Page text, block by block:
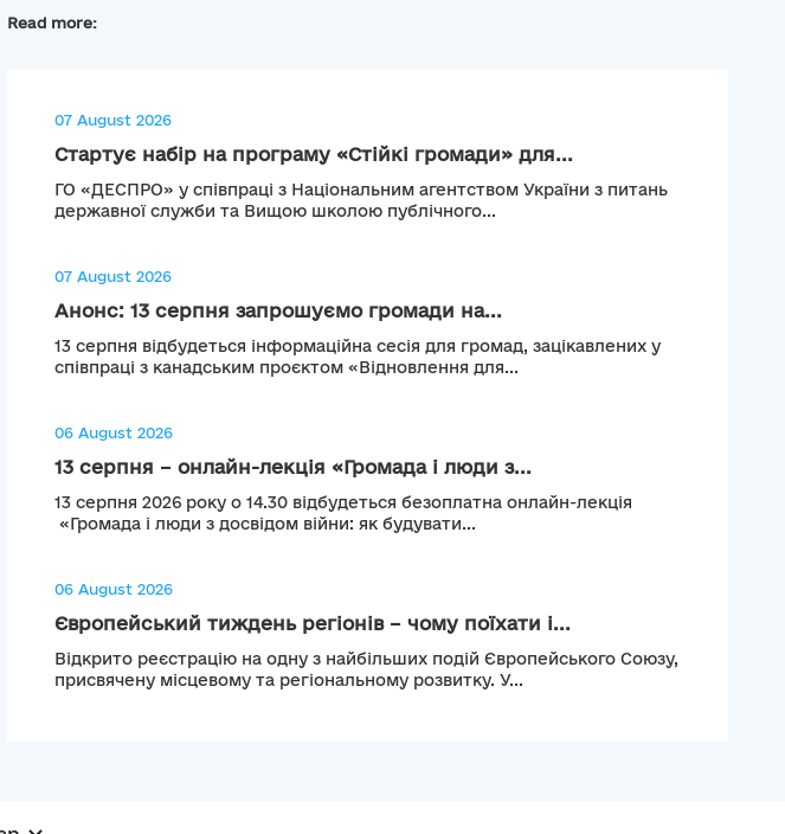
Read more:
07 August 2026
Стартує набір на програму «Стійкі громади» для...
ГО «ДЕСПРО» у співпраці з Національним агентством України з питань
державної служби та Вищою школою публічного...
07 August 2026
Анонс: 13 серпня запрошуємо громади на...
13 серпня відбудеться інформаційна сесія для громад, зацікавлених у
співпраці з канадським проєктом «Відновлення для...
06 August 2026
13 серпня – онлайн-лекція «Громада і люди з...
13 серпня 2026 року о 14.30 відбудеться безоплатна онлайн-лекція
«Громада і люди з досвідом війни: як будувати...
06 August 2026
Європейський тиждень регіонів – чому поїхати і...
Відкрито реєстрацію на одну з найбільших подій Європейського Союзу,
присвячену місцевому та регіональному розвитку. У...